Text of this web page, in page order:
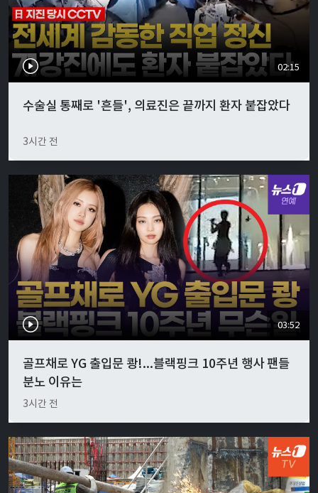
02:15
수술실 통째로 '흔들', 의료진은 끝까지 환자 붙잡았다
3시간 전
03:52
골프채로 YG 출입문 쾅!...블랙핑크 10주년 행사 팬들
분노 이유는
3시간 전